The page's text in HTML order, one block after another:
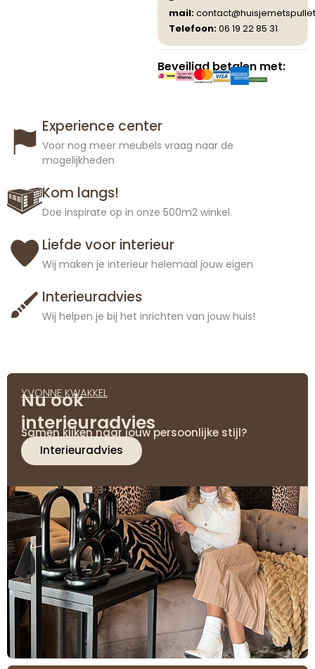
mail:
Telefoon:06 19 22 85 31
Beveiligd betalen met:
Experience center
Voor nog meer meubels vraag naar de
mogelijkheden
Kom langs!
Doe inspirate op in onze 500m2 winkel.
Liefde voor interieur
Wij maken je interieur helemaal jouw eigen
Interieuradvies
Wij helpen je bij het inrichten van jouw huis!
YVONNE KWAKKEL
Nu ook
interieuradvies
Samen kijken naar jouw persoonlijke stijl?
Interieuradvies